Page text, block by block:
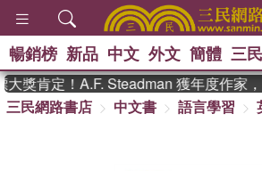
熱搜： 東野圭
台
暢銷榜 新品 中文 外文 簡體 三
獎肯定！A.F. Steadman 獲年度作家，
三民網路書店
中文書 語言學習